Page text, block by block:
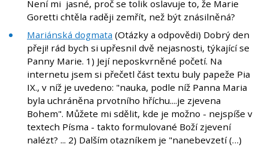
Není mi jasné, proč se tolik oslavuje to, že Marie
Goretti chtěla raději zemřít, než být znásilněná?
Mariánská dogmata (Otázky a odpovědi) Dobrý den
přeji! rád bych si upřesnil dvě nejasnosti, týkající se
Panny Marie. 1) Její neposkvrněné početí. Na
internetu jsem si přečetl část textu buly papeže Pia
IX., v níž je uvedeno: "nauka, podle níž Panna Maria
byla uchráněna prvotního hříchu....je zjevena
Bohem". Můžete mi sdělit, kde je možno - nejspíše v
textech Písma - takto formulované Boží zjevení
nalézt? ... 2) Dalším otazníkem je "nanebevzetí (…)